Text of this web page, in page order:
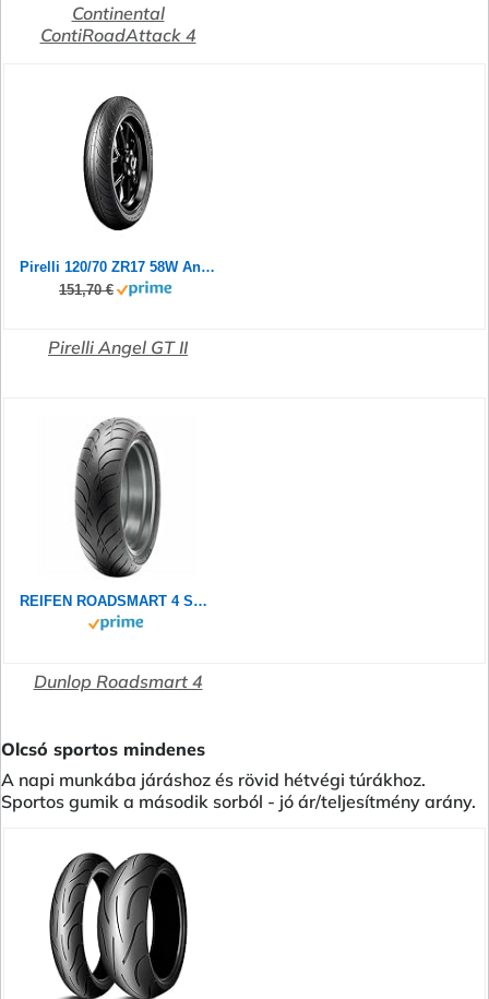
Continental
ContiRoadAttack 4
Pirelli 120/70 ZR17 58W Angel GT II (A)
151,70 €
Pirelli Angel GT II
REIFEN ROADSMART 4 SP 180/55 R17 73W DUNLOP
Dunlop Roadsmart 4
Olcsó sportos mindenes
A napi munkába járáshoz és rövid hétvégi túrákhoz.
Sportos gumik a második sorból - jó ár/teljesítmény arány.